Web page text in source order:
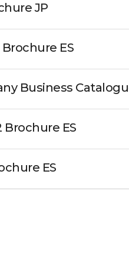
JP
ES
Business
Brochure ES
ES